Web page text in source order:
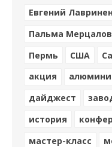
Евгений
Пальма
Пермь
США
акция
дайджест
история
мастер-класс